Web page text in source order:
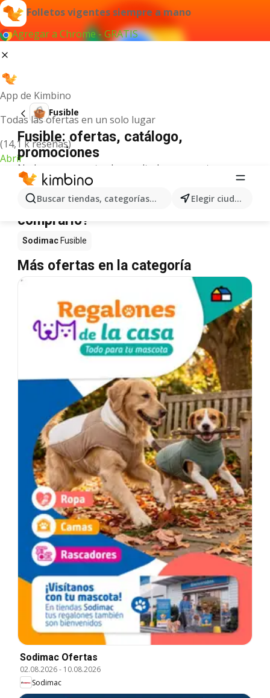
Folletos vigentes siempre a mano
Agregar a Chrome - GRATIS
App de Kimbino
Todas las ofertas en un solo lugar
(14,1 k reseñas)
Abrir
Buscar tiendas, categorías, productos... Elegir ciudad
Fusible
Fusible: ofertas, catálogo,
promociones
No hemos encontrado resultados para este
término.
Fusible en oferta - ¿Dónde
comprarlo?
Sodimac Fusible
Más ofertas en la categoría
Sodimac Ofertas
02.08.2026- 10.08.2026
Sodimac